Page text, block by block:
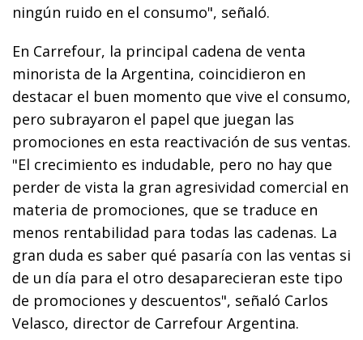
ningún ruido en el consumo", señaló.
En Carrefour, la principal cadena de venta
minorista de la Argentina, coincidieron en
destacar el buen momento que vive el consumo,
pero subrayaron el papel que juegan las
promociones en esta reactivación de sus ventas.
"El crecimiento es indudable, pero no hay que
perder de vista la gran agresividad comercial en
materia de promociones, que se traduce en
menos rentabilidad para todas las cadenas. La
gran duda es saber qué pasaría con las ventas si
de un día para el otro desaparecieran este tipo
de promociones y descuentos", señaló Carlos
Velasco, director de Carrefour Argentina.